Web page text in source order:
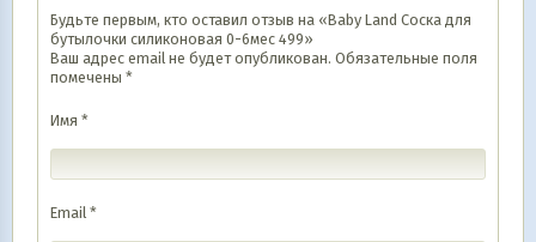
Будьте первым, кто оставил отзыв на «Baby Land Соска для
бутылочки силиконовая 0-6мес 499»
Ваш адрес email не будет опубликован. Обязательные поля
помечены *
Имя *
Email *